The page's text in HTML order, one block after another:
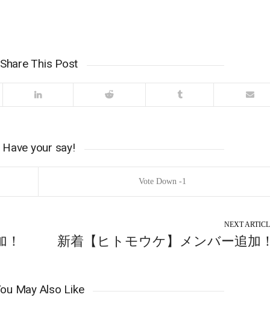
Share This Post
Have your say!
1
NEXT
新着【ヒトモウケ】メンバー追加
May Also Like